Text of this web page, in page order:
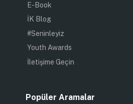
E-Book
İK Blog
#Seninleyiz
Youth Awards
İletişime Geçin
Popüler Aramalar